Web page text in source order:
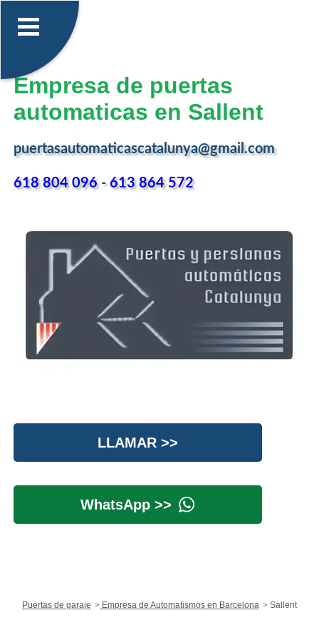
Empresa de puertas
automaticas en Sallent
puertasautomaticascatalunya@gmail.com
618 804 096-613 864 572
LLAMAR >>
WhatsApp >>
Puertas de garaje Empresa de Automatismos en Barcelona Sallent